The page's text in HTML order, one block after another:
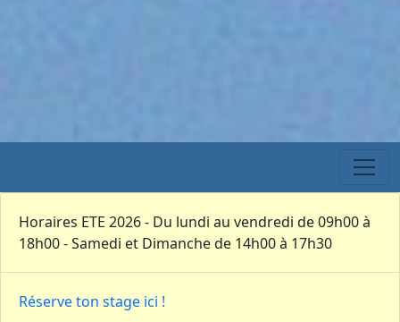
Horaires ETE 2026 - Du lundi au vendredi de 09h00 à
18h00 - Samedi et Dimanche de 14h00 à 17h30
Réserve ton stage ici !